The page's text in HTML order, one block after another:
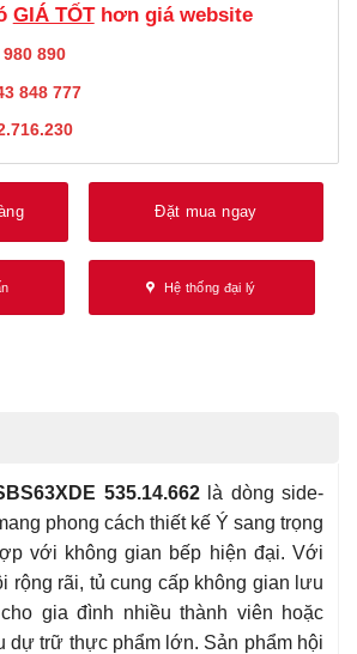
GIÁ TỐThơn giá website
890
848 777
Đặt mua ngay
Hệ thống đại lý
535.14.662là dòng side-
phong cách thiết kế Ý sang trọng
với không gian bếp hiện đại. Với
rộng rãi, tủ cung cấp không gian lưu
gia đình nhiều thành viên hoặc
dự trữ thực phẩm lớn. Sản phẩm hội